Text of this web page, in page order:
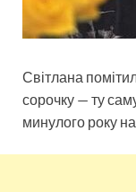
Світлана
сорочку — ту
минулого року